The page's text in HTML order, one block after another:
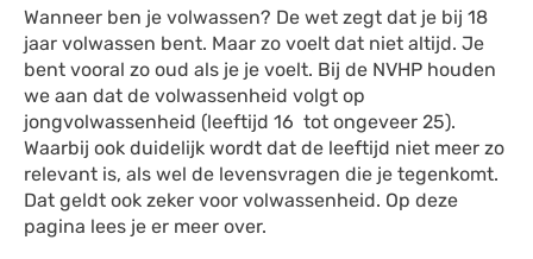
Wanneer ben je volwassen? De wet zegt dat je bij 18
jaar volwassen bent. Maar zo voelt dat niet altijd. Je
bent vooral zo oud als je je voelt. Bij de NVHP houden
we aan dat de volwassenheid volgt op
jongvolwassenheid (leeftijd 16 tot ongeveer 25).
Waarbij ook duidelijk wordt dat de leeftijd niet meer zo
relevant is, als wel de levensvragen die je tegenkomt.
Dat geldt ook zeker voor volwassenheid. Op deze
pagina lees je er meer over.